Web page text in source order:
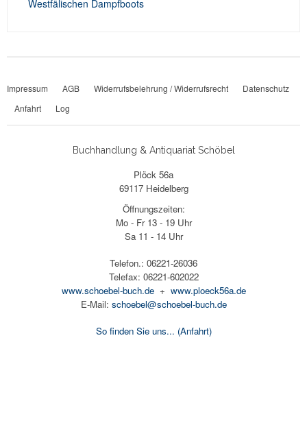
Westfälischen Dampfboots
Impressum AGB Widerrufsbelehrung / Widerrufsrecht
Datenschutz
Anfahrt
Log
Buchhandlung & Antiquariat Schöbel
Plöck 56a
69117 Heidelberg
Öffnungszeiten:
Mo - Fr 13 - 19 Uhr
Sa 11 - 14 Uhr
Telefon.: 06221-26036
Telefax: 06221-602022
www.schoebel-buch.de+ www.ploeck56a.de
E-Mail: schoebel@schoebel-buch.de
So finden Sie uns... (Anfahrt)